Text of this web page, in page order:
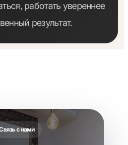
работать увереннее
результат.
с нами